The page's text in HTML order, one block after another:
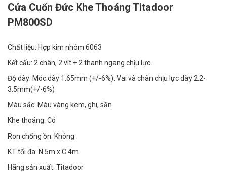
Cửa Cuốn Đức Khe Thoáng Titadoor
PM800SD
Chất liệu: Hợp kim nhôm 6063
Kết cấu: 2 chân, 2 vít + 2 thanh ngang chịu lực.
Độ dày: Móc dày 1.65mm (+/-6%). Vai và chân chịu lực dày 2.2-
3.5mm(+/-6%)
Màu sắc: Màu vàng kem, ghi, sần
Khe thoáng: Có
Ron chống ồn: Không
KT tối đa: N 5m x C 4m
Hãng sản xuất: Titadoor